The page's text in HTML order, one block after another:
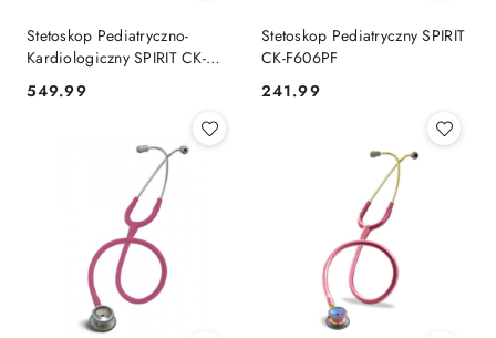
Stetoskop Pediatryczno-
Kardiologiczny SPIRIT CK-
S746PF
Cena:
549.99
Stetoskop Pediatryczny SPIRIT
CK-F606PF
Cena:
241.99